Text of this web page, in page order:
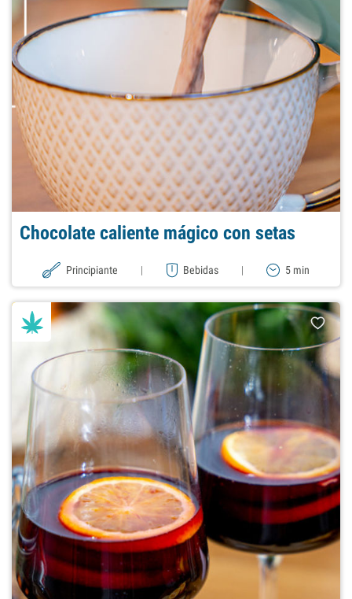
Chocolate caliente mágico con setas
Principiante | Bebidas | 5 min